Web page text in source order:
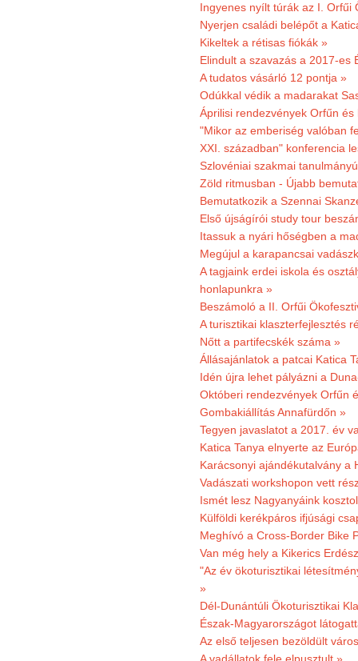
Ingyenes nyílt túrák az I. Orfűi
Nyerjen családi belépőt a
Kikeltek a rétisas fiókák »
Elindult a szavazás a 2017-es
A tudatos vásárló 12 pontja »
Odúkkal védik a madarakat
Áprilisi rendezvények Orfűn és
"Mikor az emberiség valóban
XXI. században" konferencia
Szlovéniai szakmai
Zöld ritmusban - Újabb
Bemutatkozik a Szennai
Első újságírói study tour
Itassuk a nyári hőségben a
Megújul a karapancsai
A tagjaink erdei iskola és
honlapunkra »
Beszámoló a II. Orfűi
A turisztikai klaszterfejlesztés
Nőtt a partifecskék száma »
Állásajánlatok a patcai Katica
Idén újra lehet pályázni a
Októberi rendezvények Orfűn
Gombakiállítás Annafürdőn »
Tegyen javaslatot a 2017. év
Katica Tanya elnyerte az
Karácsonyi ajándékutalvány a
Vadászati workshopon vett
Ismét lesz Nagyanyáink
Külföldi kerékpáros ifjúsági
Meghívó a Cross-Border Bike
Van még hely a Kikerics
"Az év ökoturisztikai
»
Dél-Dunántúli Ökoturisztikai
Észak-Magyarországot
Az első teljesen bezöldült